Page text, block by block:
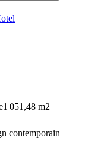
1 051,48 m2
contemporain